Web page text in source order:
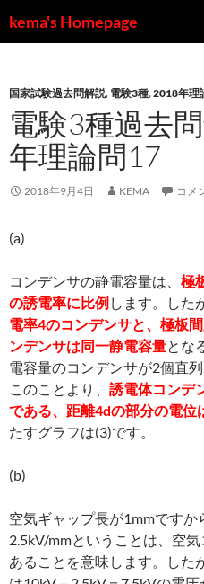
ン
ツ
へ
キ
kema's Homepage
索
国家試験過去問解説, 電験3種,2018年理
電験3種過去
年理論問17
2018年9月4日 KEMA コメ
(a)
コンデンサの静電容量は、 極
の誘電率に比例します。した
電率4のコンデンサと、極板
ンデンサは同一静電容量とな
電容量のコンデンサが2個直
このことより、 誘電体コンデ
である、距離4dの部分の電位
たすグラフは(3)です。
(b)
空気ギャップ長が1mmです
2.5kV/mmということは、空
あることを意味します。した